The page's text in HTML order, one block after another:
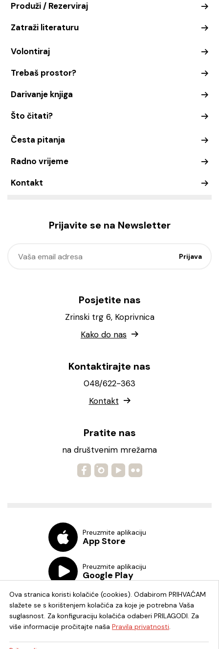
Produži / Rezerviraj
Zatraži literaturu
Volontiraj
Trebaš prostor?
Darivanje knjiga
Što čitati?
Česta pitanja
Radno vrijeme
Kontakt
Prijavite se na Newsletter
Posjetite nas
Zrinski trg 6, Koprivnica
Kako do nas
Kontaktirajte nas
048/622-363
Kontakt
Pratite nas
na društvenim mrežama
Preuzmite aplikaciju
App Store
Preuzmite aplikaciju
Google Play
Ova stranica koristi kolačiće (cookies). Odabirom PRIHVAĆAM
slažete se s korištenjem kolačića za koje je potrebna Vaša
suglasnost. Za konfiguraciju kolačića odaberi PRILAGODI. Za
više informacije pročitajte naša Pravila privatnosti.